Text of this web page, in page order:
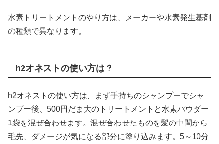
水素トリートメントのやり方は、メーカーや水素発生基剤
の種類で異なります。
h2オネストの使い方は？
h2オネストの使い方は、まず手持ちのシャンプーでシャ
ンプー後、500円だま大のトリートメントと水素パウダー
1袋を混ぜ合わせます。混ぜ合わせたものを髪の中間から
毛先、ダメージが気になる部分に塗り込みます。5～10分